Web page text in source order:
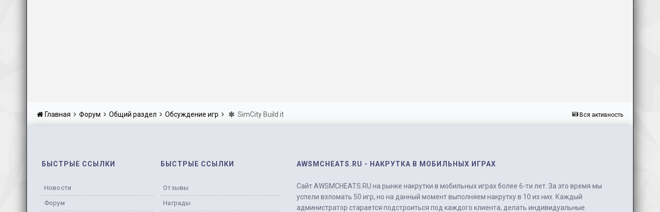
Вся активность
Главная Форум Общий раздел Обсуждение игр SimCity Build it
БЫСТРЫЕ ССЫЛКИ
Новости
Форум
БЫСТРЫЕ ССЫЛКИ
Отзывы
Награды
AWSMCHEATS.RU - НАКРУТКА В МОБИЛЬНЫХ ИГРАХ
Сайт AWSMCHEATS.RU на рынке накрутки в мобильных играх более 6-ти лет. За это время мы
успели взломать 50 игр, но на данный момент выполняем накрутку в 10 из них. Каждый
администратор старается подстроиться под каждого клиента, делать индивидуальные